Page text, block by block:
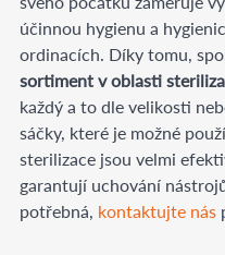
účinnou hygienu a
ordinacích. Díky tomu,
sortiment v oblasti
každý a to dle velikosti
sáčky, které je možné
sterilizace jsou velmi
garantují uchování
potřebná, kontaktujte nás